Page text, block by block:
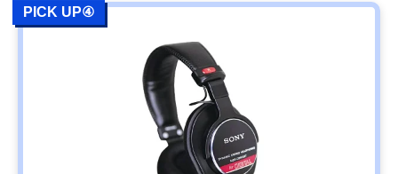
PICK UP④